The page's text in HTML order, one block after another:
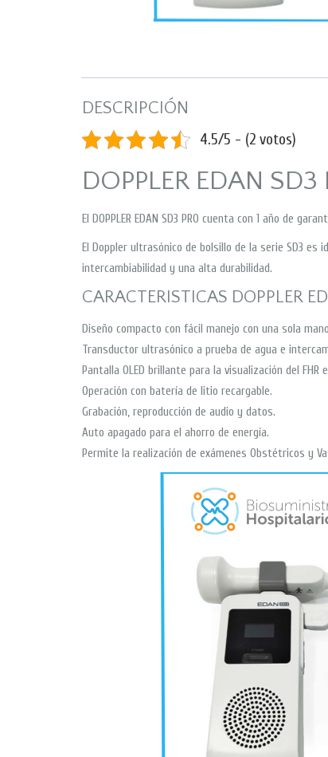
DESCRIPCIÓN
4.5/5 - (2 votos)
DOPPLER EDAN SD3
El DOPPLER EDAN SD3 PRO cuenta con 1 año de
El Doppler ultrasónico de bolsillo de la serie SD3
intercambiabilidad y una alta durabilidad.
CARACTERISTICAS DOPPLER
Diseño compacto con fácil manejo con una sola
Transductor ultrasónico a prueba de agua e
Pantalla OLED brillante para la visualización del FHR
Operación con batería de litio recargable.
Grabación, reproducción de audio y datos.
Auto apagado para el ahorro de energía.
Permite la realización de exámenes Obstétricos y